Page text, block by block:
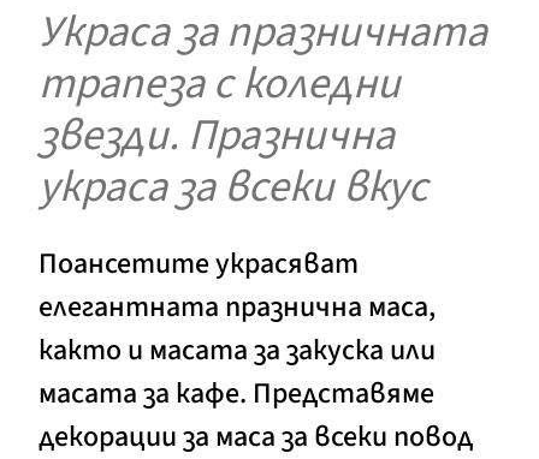
Украса за празничната
трапеза с коледни
звезди. Празнична
украса за всеки вкус
Поансетите украсяват
елегантната празнична маса,
както и масата за закуска или
масата за кафе. Представяме
декорации за маса за всеки повод